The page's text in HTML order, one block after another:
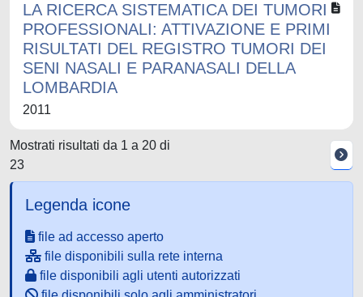
LA RICERCA SISTEMATICA DEI TUMORI
PROFESSIONALI: ATTIVAZIONE E PRIMI
RISULTATI DEL REGISTRO TUMORI DEI
SENI NASALI E PARANASALI DELLA
LOMBARDIA
2011
Mostrati risultati da 1 a 20 di
23
Legenda icone
file ad accesso aperto
file disponibili sulla rete interna
file disponibili agli utenti autorizzati